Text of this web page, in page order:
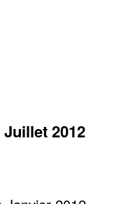
2012